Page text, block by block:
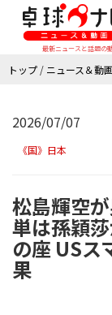
最新ニュースと話題の
トップ / ニュース＆動
2026/07/07
《国》日本
松島輝空
単は孫穎
の座 USス
果